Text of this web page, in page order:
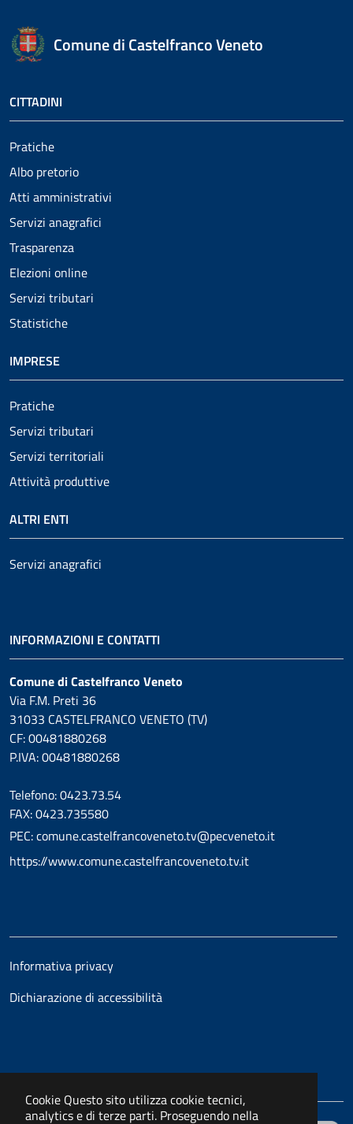
Cookie Questo sito utilizza cookie tecnici,
analytics e di terze parti. Proseguendo nella
Comune di Castelfranco Veneto
CITTADINI
Pratiche
Albo pretorio
Atti amministrativi
Servizi anagrafici
Trasparenza
Elezioni online
Servizi tributari
Statistiche
IMPRESE
Pratiche
Servizi tributari
Servizi territoriali
Attività produttive
ALTRI ENTI
Servizi anagrafici
INFORMAZIONI E CONTATTI
Comune di Castelfranco Veneto
Via F.M. Preti 36
31033 CASTELFRANCO VENETO (TV)
CF: 00481880268
P.IVA: 00481880268
Telefono: 0423.73.54
FAX: 0423.735580
PEC: comune.castelfrancoveneto.tv@pecveneto.it
https://www.comune.castelfrancoveneto.tv.it
Informativa privacy
Dichiarazione di accessibilità